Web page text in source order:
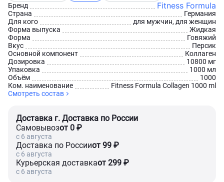
Бренд
Fitness Formula
Страна
Германия
Для кого
для мужчин, для женщин
Форма выпуска
Жидкая
Форма
Говяжий
Вкус
Персик
Основной компонент
Коллаген
Дозировка
10800 мг
Упаковка
1000 мл
Объём
1000
Ком. наименование
Fitness Formula Collagen 1000 ml
Смотреть состав
Доставка г. Доставка по России
Самовывозот 0 ₽
c 6 августа
Доставка по Россииот 99 ₽
c 6 августа
Курьерская доставкаот 299 ₽
c 6 августа